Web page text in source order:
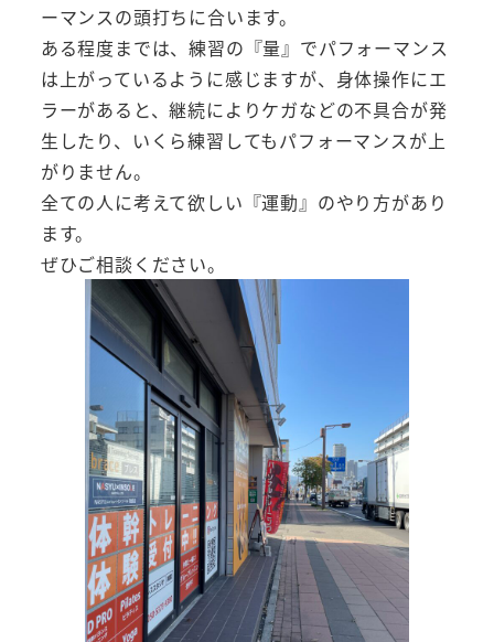
ーマンスの頭打ちに合います。
ある程度までは、練習の『量』でパフォーマンス
は上がっているように感じますが、身体操作にエ
ラーがあると、継続によりケガなどの不具合が発
生したり、いくら練習してもパフォーマンスが上
がりません。
全ての人に考えて欲しい『運動』のやり方があり
ます。
ぜひご相談ください。